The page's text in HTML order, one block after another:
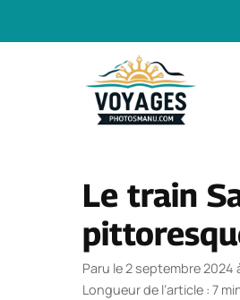
Le train
Paru le 2 septembre 2024
Longueur de l’article : 7